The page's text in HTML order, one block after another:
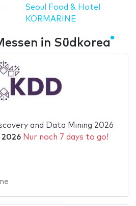
Seoul Food & Hotel
KORMARINE
in Südkorea
and Data Mining 2026
2026 Nur noch 7 days to go!